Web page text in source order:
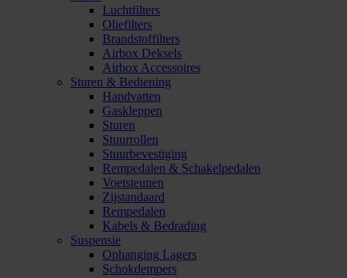
Luchtfilters
Oliefilters
Brandstoffilters
Airbox Deksels
Airbox Accessoires
Sturen & Bediening
Handvatten
Gaskleppen
Sturen
Stuurrollen
Stuurbevestiging
Rempedalen & Schakelpedalen
Voetsteunen
Zijstandaard
Rempedalen
Kabels & Bedrading
Suspensie
Ophanging Lagers
Schokdempers